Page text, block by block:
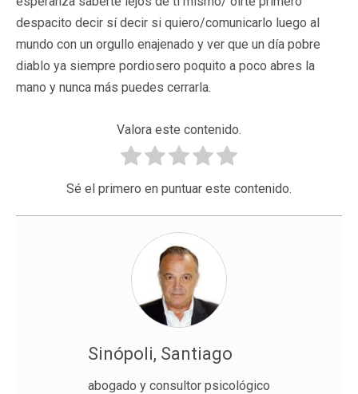
despacito decir sí decir si quiero/comunicarlo luego al
mundo con un orgullo enajenado y ver que un día pobre
diablo ya siempre pordiosero poquito a poco abres la
mano y nunca más puedes cerrarla.
Valora este contenido.
Sé el primero en puntuar este contenido.
Sinópoli, Santiago
abogado y consultor psicológico